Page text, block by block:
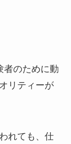
者のために動
リティーが
れても、仕